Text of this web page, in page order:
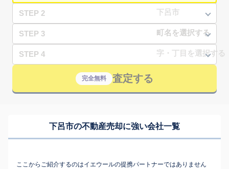
STEP 2
STEP 3
STEP 4
完全無料 査定する
下呂市の不動産売却に強い会社一覧
ここからご紹介するのはイエウールの提携パートナーではありません